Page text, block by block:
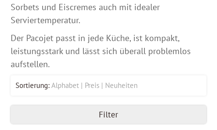
Sorbets und Eiscremes auch mit idealer
Serviertemperatur.
Der Pacojet passt in jede Küche, ist kompakt,
leistungsstark und lässt sich überall problemlos
aufstellen.
Sortierung: Alphabet Preis Neuheiten
Filter